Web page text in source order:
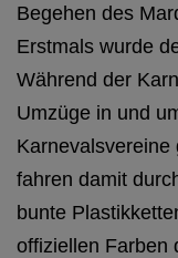
Begehen des
Erstmals wurde
Während der
Umzüge in und
Karnevalsvereine
fahren damit
bunte
offiziellen Farben